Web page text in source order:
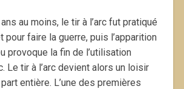
au moins, le tir à l’arc fut pratiqué
pour faire la guerre, puis l’apparition
provoque la fin de l’utilisation
Le tir à l’arc devient alors un loisir
entière. L’une des premières